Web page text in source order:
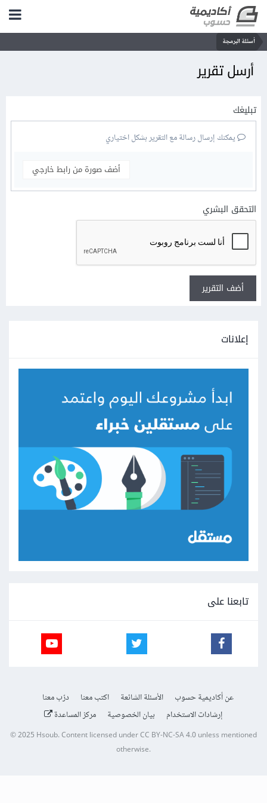
أسئلة البرمجة
أرسل تقرير
تبليغك
يمكنك إرسال رسالة مع التقرير بشكل اختياري
أضف صورة من رابط خارجي
التحقق البشري
أضف التقرير
إعلانات
تابعنا على
عن أكاديمية حسوب الأسئلة الشائعة اكتب معنا
درّب معنا
إرشادات الاستخدام
بيان الخصوصية مركز المساعدة
© 2025 Hsoub.Content licensed underCC BY-NC-SA 4.0unless mentioned
otherwise.